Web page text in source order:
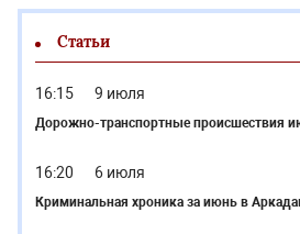
Статьи
16:15 9 июля
Дорожно-транспортные происшествия
16:20 6 июля
Криминальная хроника за июнь в